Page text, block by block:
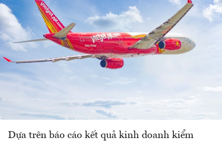
Dựa trên báo cáo kết quả kinh doanh kiểm